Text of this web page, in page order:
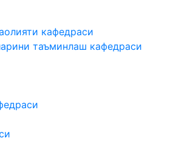
кафедраси
таъминлаш кафедраси